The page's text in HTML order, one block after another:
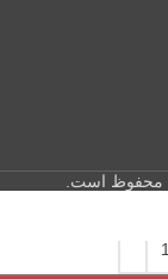
محفوظ است.